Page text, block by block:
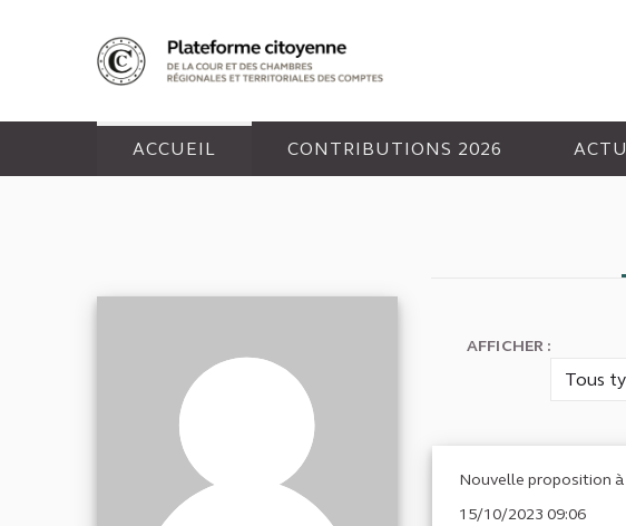
ACCUEIL CONTRIBUTIONS 2026
AFFICHER :
Nouvelle proposition à
15/10/2023 09:06